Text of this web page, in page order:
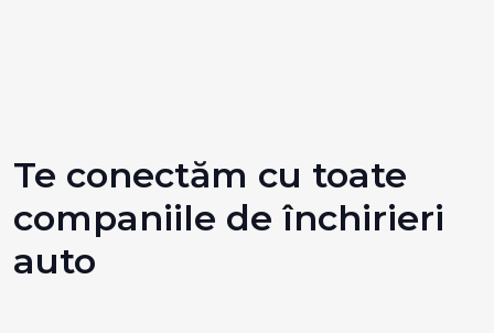
Te conectăm cu toate
companiile de închirieri
auto